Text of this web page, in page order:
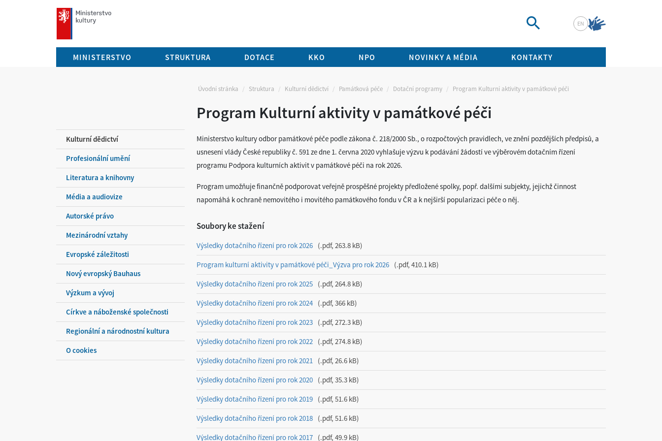
mkcr.cz
EN
MINISTERSTVO STRUKTURA DOTACE KKO NPO NOVINKY A MÉDIA KONTAKTY
Úvodní stránka Struktura Kulturní dědictví Památková péče Dotační programy Program Kulturní aktivity v památkové péči
Program Kulturní aktivity v památkové péči
Kulturní dědictví
Profesionální umění
Literatura a knihovny
Média a audiovize
Autorské právo
Mezinárodní vztahy
Evropské záležitosti
Nový evropský Bauhaus
Výzkum a vývoj
Církve a náboženské společnosti
Regionální a národnostní kultura
O cookies
Ministerstvo kultury odbor památkové péče podle zákona č. 218/2000 Sb., o rozpočtových pravidlech, ve znění pozdějších předpisů, a
usnesení vlády České republiky č. 591 ze dne 1. června 2020 vyhlašuje výzvu k podávání žádostí ve výběrovém dotačním řízení
programu Podpora kulturních aktivit v památkové péči na rok 2026.
Program umožňuje finančně podporovat veřejně prospěšné projekty předložené spolky, popř. dalšími subjekty, jejichž činnost
napomáhá k ochraně nemovitého i movitého památkového fondu v ČR a k nejširší popularizaci péče o něj.
Soubory ke stažení
Výsledky dotačního řízení pro rok 2026 .pdf, 263.8 kB
Program kulturní aktivity v památkové péči_Výzva pro rok 2026 .pdf, 410.1 kB
Výsledky dotačního řízení pro rok 2025 .pdf, 264.8 kB
Výsledky dotačního řízení pro rok 2024 .pdf, 366 kB
Výsledky dotačního řízení pro rok 2023 .pdf, 272.3 kB
Výsledky dotačního řízení pro rok 2022 .pdf, 274.8 kB
Výsledky dotačního řízení pro rok 2021 .pdf, 26.6 kB
Výsledky dotačního řízení pro rok 2020 .pdf, 35.3 kB
Výsledky dotačního řízení pro rok 2019 .pdf, 51.6 kB
Výsledky dotačního řízení pro rok 2018 .pdf, 51.6 kB
Výsledky dotačního řízení pro rok 2017 .pdf, 49.9 kB